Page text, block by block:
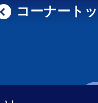
コーナート